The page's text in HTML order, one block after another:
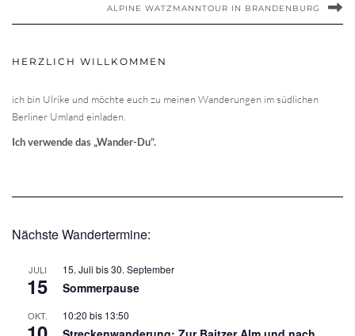
ALPINE WATZMANNTOUR IN BRANDENBURG
HERZLICH WILLKOMMEN
ich bin Ulrike und möchte euch zu meinen Wanderungen im südlichen
Berliner Umland einladen.
Ich verwende das „Wander-Du“.
Nächste Wandertermine:
JULI
15
15. Juli bis30. September
Sommerpause
OKT. 10:20 bis 13:50